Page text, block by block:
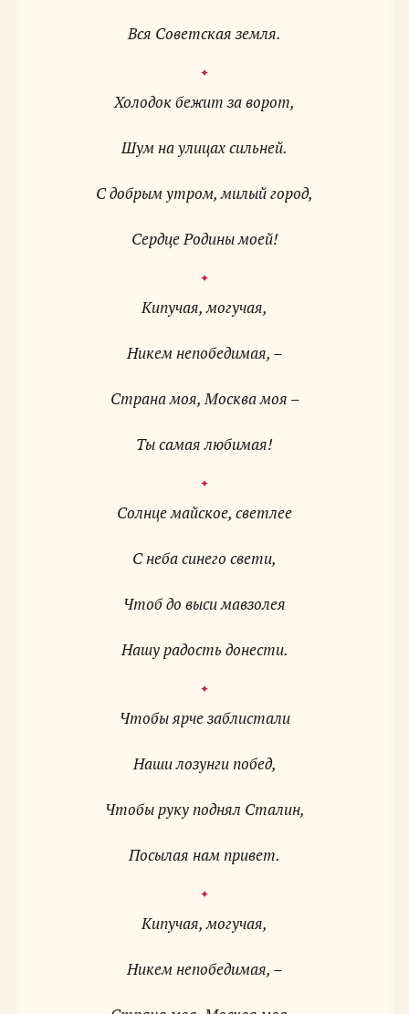
Вся Советская земля.
Холодок бежит за ворот,
Шум на улицах сильней.
С добрым утром, милый город,
Сердце Родины моей!
Кипучая, могучая,
Никем непобедимая, –
Страна моя, Москва моя –
Ты самая любимая!
Солнце майское, светлее
С неба синего свети,
Чтоб до выси мавзолея
Нашу радость донести.
Чтобы ярче заблистали
Наши лозунги побед,
Чтобы руку поднял Сталин,
Посылая нам привет.
Кипучая, могучая,
Никем непобедимая, –